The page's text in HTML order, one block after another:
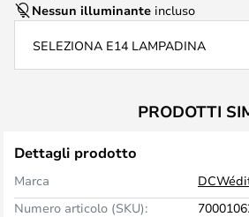
Nessun illuminante incluso
SELEZIONA E14 LAMPADINA
PRODOTTI
Dettagli prodotto
Marca
Numero articolo (SKU):